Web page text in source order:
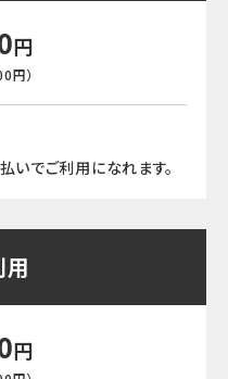
円
円）
いでご利用になれます。
円